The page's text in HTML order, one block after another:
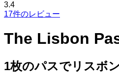
3.4
17件のレビュー
The Lisbon
1枚のパスでリスボ